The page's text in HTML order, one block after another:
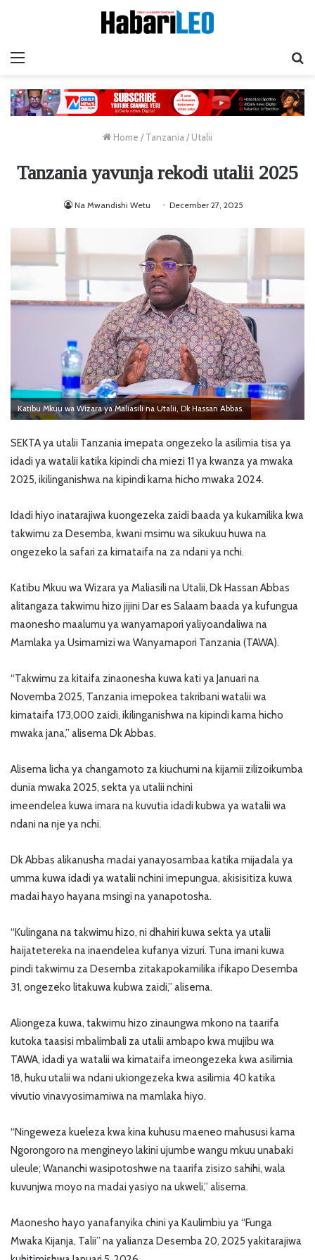
Home / Tanzania/ Utalii
Tanzania yavunja rekodi utalii 2025
Na Mwandishi Wetu December 27, 2025
Katibu Mkuu wa Wizara ya Maliasili na Utalii, Dk Hassan Abbas.
SEKTA ya utalii Tanzania imepata ongezeko la asilimia tisa ya
idadi ya watalii katika kipindi cha miezi 11 ya kwanza ya mwaka
2025, ikilinganishwa na kipindi kama hicho mwaka 2024.
Idadi hiyo inatarajiwa kuongezeka zaidi baada ya kukamilika kwa
takwimu za Desemba, kwani msimu wa sikukuu huwa na
ongezeko la safari za kimataifa na za ndani ya nchi.
Katibu Mkuu wa Wizara ya Maliasili na Utalii, Dk Hassan Abbas
alitangaza takwimu hizo jijini Dar es Salaam baada ya kufungua
maonesho maalumu ya wanyamapori yaliyoandaliwa na
Mamlaka ya Usimamizi wa Wanyamapori Tanzania (TAWA).
“Takwimu za kitaifa zinaonesha kuwa kati ya Januari na
Novemba 2025, Tanzania imepokea takribani watalii wa
kimataifa 173,000 zaidi, ikilinganishwa na kipindi kama hicho
mwaka jana,” alisema Dk Abbas.
Alisema licha ya changamoto za kiuchumi na kijamii zilizoikumba
dunia mwaka 2025, sekta ya utalii nchini
imeendelea kuwa imara na kuvutia idadi kubwa ya watalii wa
ndani na nje ya nchi.
Dk Abbas alikanusha madai yanayosambaa katika mijadala ya
umma kuwa idadi ya watalii nchini imepungua, akisisitiza kuwa
madai hayo hayana msingi na yanapotosha.
“Kulingana na takwimu hizo, ni dhahiri kuwa sekta ya utalii
haijatetereka na inaendelea kufanya vizuri. Tuna imani kuwa
pindi takwimu za Desemba zitakapokamilika ifikapo Desemba
31, ongezeko litakuwa kubwa zaidi,” alisema.
Aliongeza kuwa, takwimu hizo zinaungwa mkono na taarifa
kutoka taasisi mbalimbali za utalii ambapo kwa mujibu wa
TAWA, idadi ya watalii wa kimataifa imeongezeka kwa asilimia
18, huku utalii wa ndani ukiongezeka kwa asilimia 40 katika
vivutio vinavyosimamiwa na mamlaka hiyo.
“Ningeweza kueleza kwa kina kuhusu maeneo mahususi kama
Ngorongoro na mengineyo lakini ujumbe wangu mkuu unabaki
uleule; Wananchi wasipotoshwe na taarifa zisizo sahihi, wala
kuvunjwa moyo na madai yasiyo na ukweli,” alisema.
Maonesho hayo yanafanyika chini ya Kaulimbiu ya “Funga
Mwaka Kijanja, Talii” na yalianza Desemba 20, 2025 yakitarajiwa